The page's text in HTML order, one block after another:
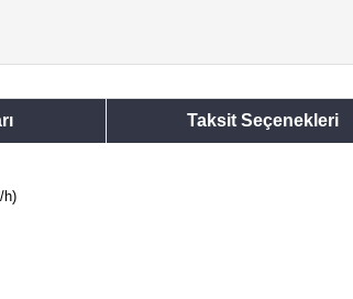
Taksit Seçenekleri
h)